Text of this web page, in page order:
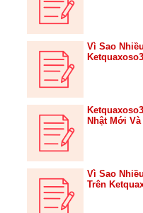
Vì Sao
Nhật Mới
Vì Sao
Trên